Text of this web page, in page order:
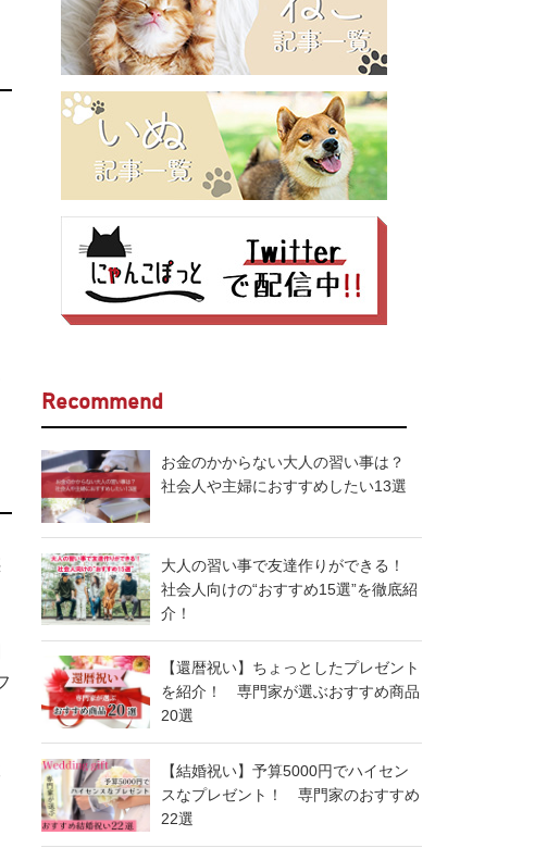
Recommend
お金のかからない大人の習い事は？
社会人や主婦におすすめしたい13選
大人の習い事で友達作りができる！
社会人向けの“おすすめ15選”を徹底紹
介！
【還暦祝い】ちょっとしたプレゼント
を紹介！ 専門家が選ぶおすすめ商品
20選
【結婚祝い】予算5000円でハイセン
スなプレゼント！ 専門家のおすすめ
22選